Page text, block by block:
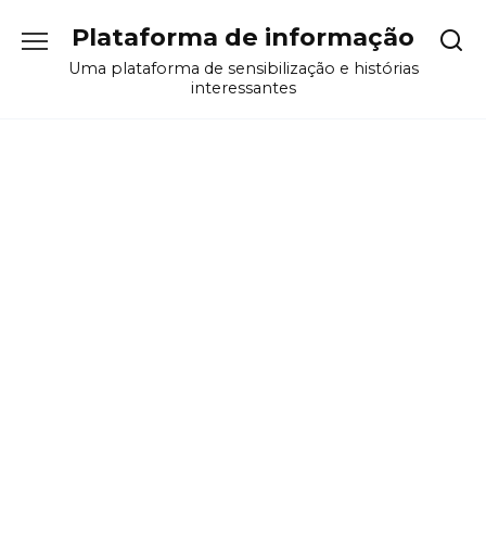
содержанию
Plataforma de informação
Uma plataforma de sensibilização e histórias
interessantes